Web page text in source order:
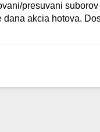
presuvani
akcia hotova.